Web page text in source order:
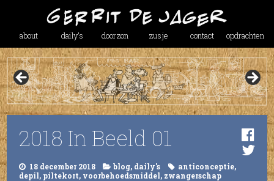
about daily’s doorzon zusje contact opdrachten
2018 In Beeld 01
18 december 2018 blog, daily's anticonceptie,
depil, piltekort, voorbehoedsmiddel, zwangerschap